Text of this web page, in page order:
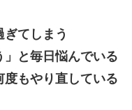
ぎてしまう
」と毎日悩んでいる
度もやり直している